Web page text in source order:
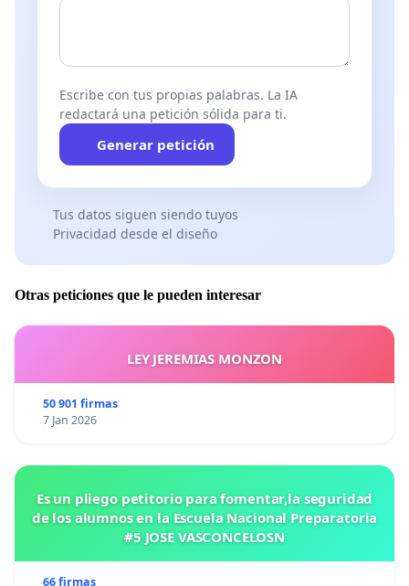
Escribe con tus propias palabras. La IA
redactará una petición sólida para ti.
Generar petición
Tus datos siguen siendo tuyos
Privacidad desde el diseño
Otras peticiones que le pueden interesar
LEY JEREMIAS MONZON
50 901 firmas
7 Jan 2026
Es un pliego petitorio para fomentar,la seguridad
de los alumnos en la Escuela Nacional Preparatoria
#5 JOSE VASCONCELOSN
66 firmas